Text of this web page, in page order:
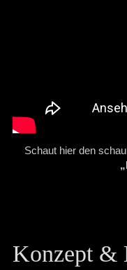
Schaut hier den
Konzept &